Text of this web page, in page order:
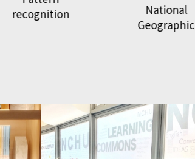
recognition
National
Geographic